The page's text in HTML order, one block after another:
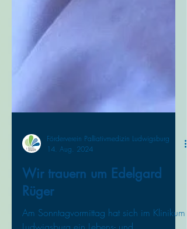
14. Aug. 2024
Wir trauern um Edelgard
Rüger